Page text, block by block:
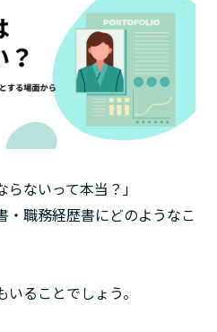
らないって本当？」
・職務経歴書にどのようなこ
ることでしょう。